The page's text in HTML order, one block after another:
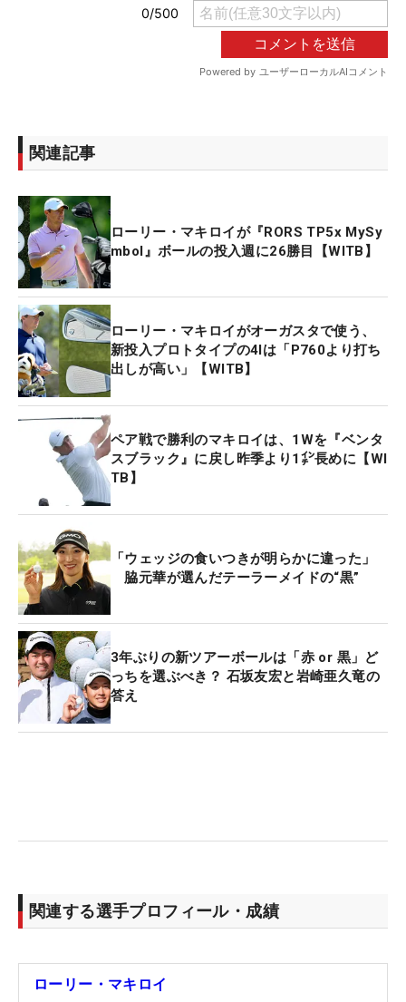
関連記事
ローリー・マキロイが『RORS TP5x MySy
mbol』ボールの投入週に26勝目【WITB】
ローリー・マキロイがオーガスタで使う、
新投入プロトタイプの4Iは「P760より打ち
出しが高い」【WITB】
ペア戦で勝利のマキロイは、1Wを『ベンタ
スブラック』に戻し昨季より1㌅長めに【WI
TB】
「ウェッジの食いつきが明らかに違った」
脇元華が選んだテーラーメイドの“黒”
3年ぶりの新ツアーボールは「赤 or 黒」ど
っちを選ぶべき？ 石坂友宏と岩崎亜久竜の
答え
関連する選手プロフィール・成績
ローリー・マキロイ